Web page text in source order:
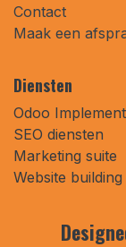
Contact
Maak een
Diensten
Odoo
SEO diensten
Marketing suite
Website building